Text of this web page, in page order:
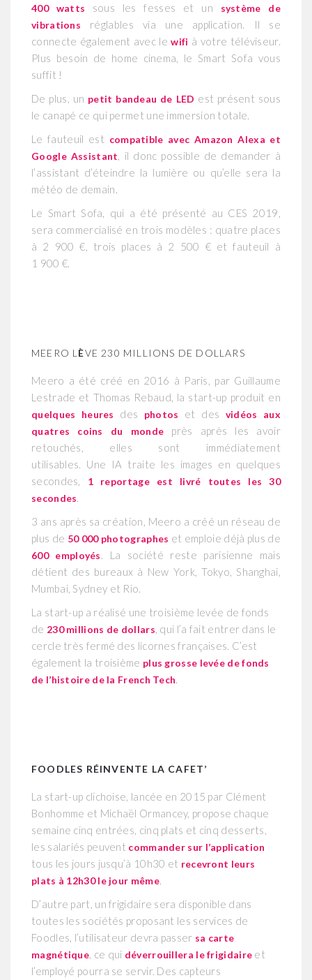
400 watts sous les fesses et un système de
vibrations réglables via une application. Il se
connecte également avec lewifi à votre téléviseur.
Plus besoin de home cinema, le Smart Sofa vous
suffit !
De plus, un petit bandeau de LED est présent sous
le canapé ce qui permet une immersion totale.
Le fauteuil est compatible avec Amazon Alexa et
Google Assistant
, il donc possible de demander à
l’assistant d’éteindre la lumière ou qu’elle sera la
météo de demain.
Le Smart Sofa, qui a été présenté au CES 2019,
sera commercialisé en trois modèles : quatre places
à 2 900 €, trois places à 2 500 € et fauteuil à
1 900 €.
MEERO L ÈVE 230 MILLIONS DE DOLLARS
Meero a été créé en 2016 à Paris, par Guillaume
Lestrade et Thomas Rebaud, la start-up produit en
quelques heures des photos et des vidéos aux
quatres coins du monde près après les avoir
retouchés, elles sont immédiatement
utilisables. Une IA traite les images en quelques
secondes,
1 reportage est livré toutes les 30
secondes.
3 ans après sa création, Meero a créé un réseau de
plus de 50 000 photographes et emploie déjà plus de
600 employés. La société reste parisienne mais
détient des bureaux à New York, Tokyo, Shanghai,
Mumbai, Sydney et Rio.
La start-up a réalisé une troisième levée de fonds
de 230 millions de dollars , qui l’a fait entrer dans le
cercle très fermé des licornes françaises. C’est
également la troisième plus grosse levée de fonds
de l’histoire de la French Tech.
FOODLES RÉINVENTE LA CAFET’
La start-up clichoise, lancée en 2015 par Clément
Bonhomme et Michaël Ormancey, propose chaque
semaine cinq entrées, cinq plats et cinq desserts,
les salariés peuvent commander sur l’application
tous les jours jusqu’à 10h30 et recevront leurs
plats à 12h30 le jour même.
D’autre part, un frigidaire sera disponible dans
toutes les sociétés proposant les services de
Foodles, l’utilisateur devra passer sa carte
magnétique , ce qui déverrouillera le frigidaire et
l’employé pourra se servir. Des capteurs